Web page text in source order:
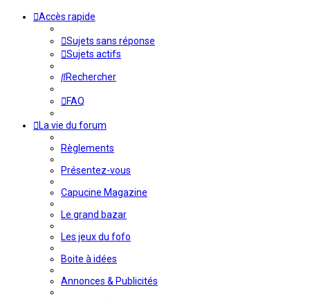
Accès rapide
Sujets sans réponse
Sujets actifs
Rechercher
FAQ
La vie du forum
Règlements
Présentez-vous
Capucine Magazine
Le grand bazar
Les jeux du fofo
Boite à idées
Annonces & Publicités